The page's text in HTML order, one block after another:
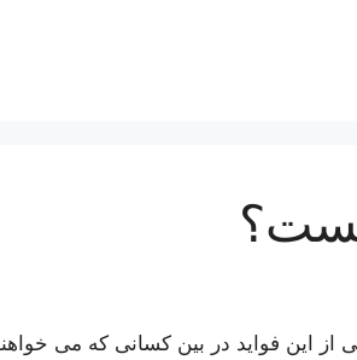
از این فواید در بین کسانی که می